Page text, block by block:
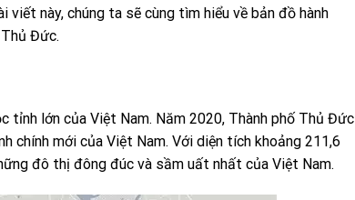
này, chúng ta sẽ cùng tìm hiểu về bản đồ hành
Đức.
lớn của Việt Nam. Năm 2020, Thành phố Thủ Đức
chính mới của Việt Nam. Với diện tích khoảng 211,6
đô thị đông đúc và sầm uất nhất của Việt Nam.